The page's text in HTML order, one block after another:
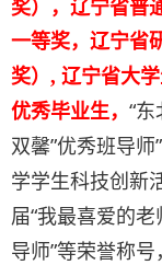
奖）， 辽宁省普
一等奖， 辽宁省
奖） , 辽宁省大
优秀毕业生 ， “东
双馨”优秀班导师”
学学生科技创新
届“我最喜爱的老
导师”等荣誉称号